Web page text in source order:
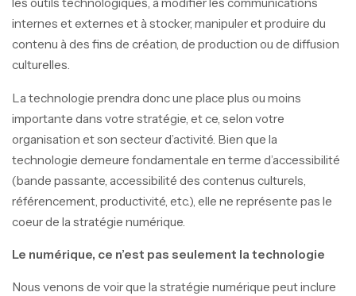
internes et externes et à stocker, manipuler et produire du
contenu à des fins de création, de production ou de diffusion
culturelles.
La technologie prendra donc une place plus ou moins
importante dans votre stratégie, et ce, selon votre
organisation et son secteur d’activité. Bien que la
technologie demeure fondamentale en terme d’accessibilité
(bande passante, accessibilité des contenus culturels,
référencement, productivité, etc.), elle ne représente pas le
coeur de la stratégie numérique.
Le numérique, ce n’est pas seulement la technologie
Nous venons de voir que la stratégie numérique peut inclure